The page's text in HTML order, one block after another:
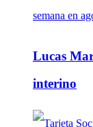
Lucas
interino